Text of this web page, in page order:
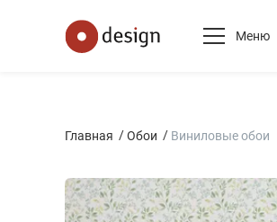
Меню
Главная Обои Виниловые обои